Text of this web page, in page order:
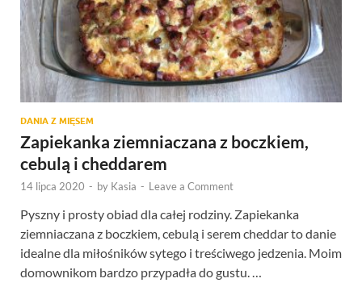
DANIA Z MIĘSEM
Zapiekanka ziemniaczana z boczkiem,
cebulą i cheddarem
14 lipca 2020 - by Kasia - Leave a Comment
Pyszny i prosty obiad dla całej rodziny. Zapiekanka
ziemniaczana z boczkiem, cebulą i serem cheddar to danie
idealne dla miłośników sytego i treściwego jedzenia. Moim
domownikom bardzo przypadła do gustu. …